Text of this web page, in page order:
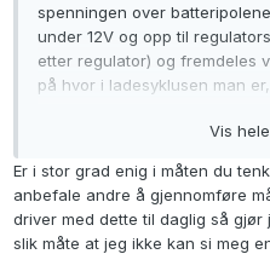
spenningen over
under 12V og opp til
etter regulator) og fremdeles
på hvor i ladesyklusen man
dynamokapasitet og
ta høyde for alt dette og
utifra en tilfeldig
klart nei til det.
Vis
Er i stor grad enig i måten du
anbefale andre å gjennomføre
driver med dette til daglig så
slik måte at jeg ikke kan si meg